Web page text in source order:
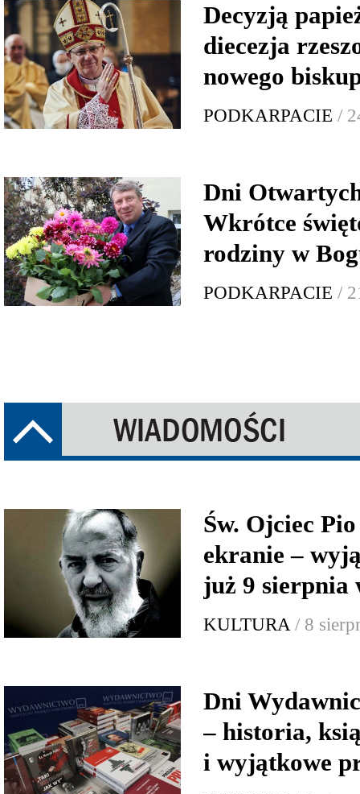
Decyzją
diecezja
nowego
PODKARPACIE /
Dni
Wkrótce
rodziny w
PODKARPACIE /
Św. Ojciec
ekranie –
już 9 sierpnia
KULTURA / 8
Dni
– historia,
i wyjątkowe